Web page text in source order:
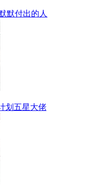
默付出的人
划五星大佬